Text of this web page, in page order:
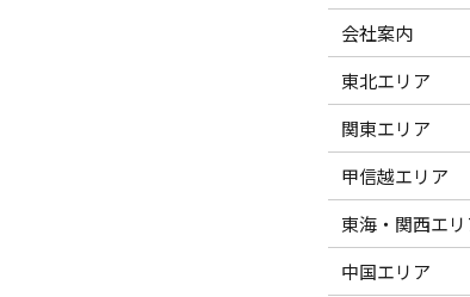
会社案内
東北エリア
関東エリア
甲信越エリア
東海・関西エリ
中国エリア